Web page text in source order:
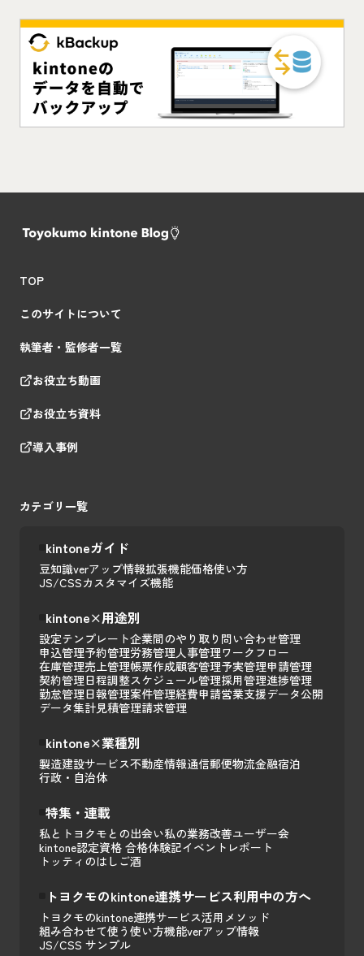
TOP
このサイトについて
執筆者・監修者一覧
お役立ち動画
お役立ち資料
導入事例
カテゴリ一覧
kintoneガイド
豆知識verアップ情報拡張機能価格使い方
JS/CSSカスタマイズ機能
kintone×用途別
設定テンプレート企業間のやり取り 問い合わせ管理
申込管理予約管理労務管理人事管理ワークフロー
在庫管理売上管理帳票作成顧客管理予実管理申請管理
契約管理日程調整スケジュール管理採用管理進捗管理
勤怠管理日報管理案件管理経費申請営業支援データ公開
データ集計見積管理請求管理
kintone×業種別
製造建設サービス不動産情報通信郵便物流金融宿泊
行政・自治体
特集・連載
私とトヨクモとの出会い私の業務改善ユーザー会
kintone認定資格 合格体験記イベントレポート
トッティのはしご酒
トヨクモのkintone連携サービス利用中の方へ
トヨクモのkintone連携サービス活用メソッド
組み合わせて使う 使い方機能verアップ情報
JS/CSS サンプル